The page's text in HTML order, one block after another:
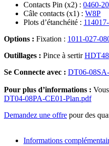
Contacts Pin (x2) : 0460-
Câle contacts (x1) : W8P
Plots d’étanchéité :
Options : Fixation : 1011-027-
Outillages : Pince à sertir
Se Connecte avec : DT06-
Pour plus d’informations :
DT04-08PA-CE01-Plan.pdf
Demandez une offre pour des
Informations